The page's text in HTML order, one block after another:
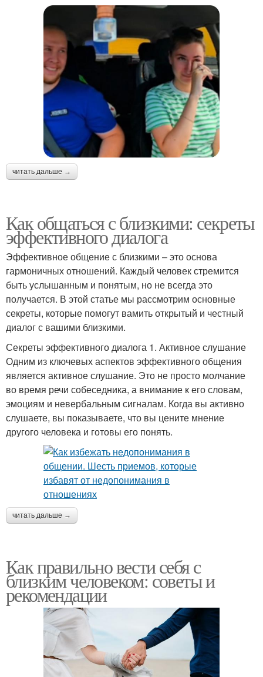
читать дальше →
Как общаться с близкими: секреты
эффективного диалога
Эффективное общение с близкими – это основа
гармоничных отношений. Каждый человек стремится
быть услышанным и понятым, но не всегда это
получается. В этой статье мы рассмотрим основные
секреты, которые помогут вамить открытый и честный
диалог с вашими близкими.
Секреты эффективного диалога 1. Активное слушание
Одним из ключевых аспектов эффективного общения
является активное слушание. Это не просто молчание
во время речи собеседника, а внимание к его словам,
эмоциям и невербальным сигналам. Когда вы активно
слушаете, вы показываете, что вы цените мнение
другого человека и готовы его понять.
читать дальше →
Как правильно вести себя с
близким человеком: советы и
рекомендации